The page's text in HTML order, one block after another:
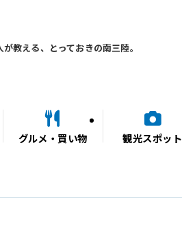
教える、とっておきの南三陸。
グルメ・買い物 観光スポット